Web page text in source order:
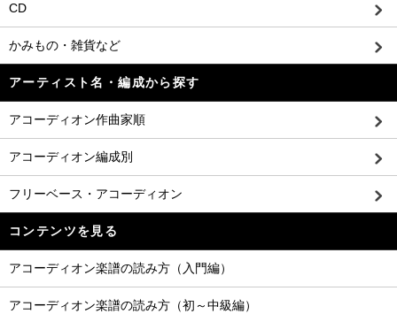
CD
かみもの・雑貨など
アーティスト名・編成から探す
アコーディオン作曲家順
アコーディオン編成別
フリーベース・アコーディオン
コンテンツを見る
アコーディオン楽譜の読み方（入門編）
アコーディオン楽譜の読み方（初～中級編）